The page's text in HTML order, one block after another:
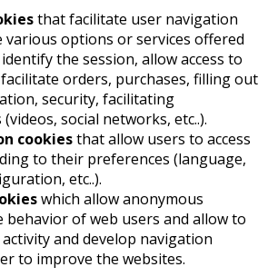
that facilitate user navigation
various options or services offered
the session, allow access to
orders, purchases, filling out
security, facilitating
social networks, etc..).
cookiesthat allow users to access
to their preferences (language,
etc..).
which allow anonymous
behavior of web users and allow to
and develop navigation
to improve the websites.